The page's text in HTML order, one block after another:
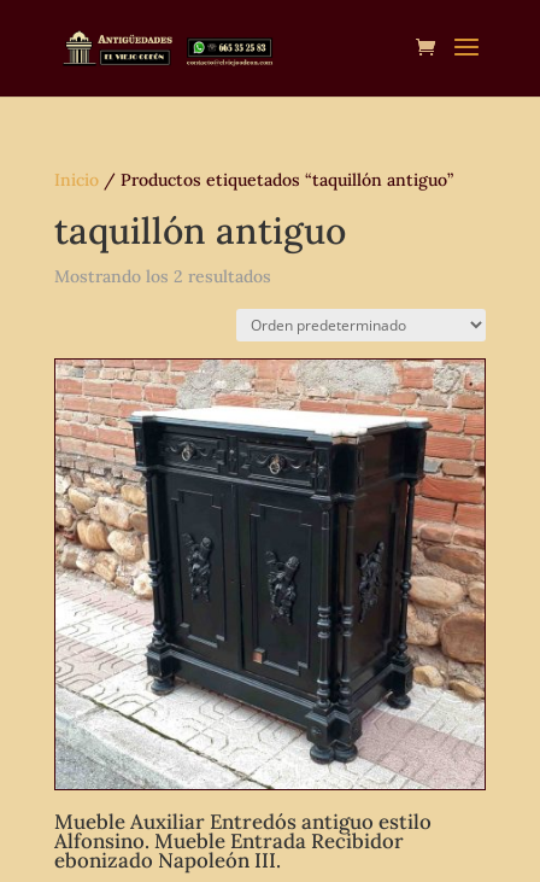
Inicio/ Productos etiquetados “taquillón antiguo”
taquillón antiguo
Mostrando los 2 resultados
Mueble Auxiliar Entredós antiguo estilo
Alfonsino. Mueble Entrada Recibidor
ebonizado Napoleón III.